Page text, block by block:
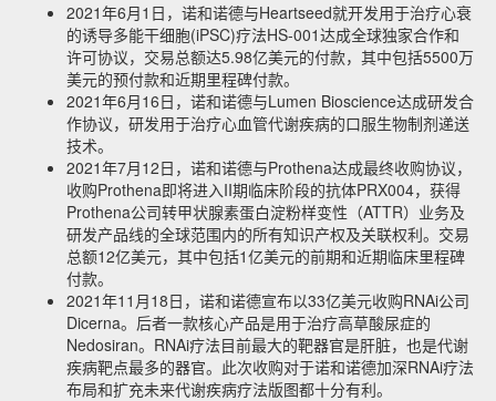
2021年6月1日，诺和诺德与Heartseed就开发用于治疗心衰
的诱导多能干细胞(iPSC)疗法HS-001达成全球独家合作和
许可协议，交易总额达5.98亿美元的付款，其中包括5500万
美元的预付款和近期里程碑付款。
2021年6月16日，诺和诺德与Lumen Bioscience达成研发合
作协议，研发用于治疗心血管代谢疾病的口服生物制剂递送
技术。
2021年7月12日，诺和诺德与Prothena达成最终收购协议，
收购Prothena即将进入II期临床阶段的抗体PRX004，获得
Prothena公司转甲状腺素蛋白淀粉样变性（ATTR）业务及
研发产品线的全球范围内的所有知识产权及关联权利。交易
总额12亿美元，其中包括1亿美元的前期和近期临床里程碑
付款。
2021年11月18日，诺和诺德宣布以33亿美元收购RNAi公司
Dicerna。后者一款核心产品是用于治疗高草酸尿症的
Nedosiran。RNAi疗法目前最大的靶器官是肝脏，也是代谢
疾病靶点最多的器官。此次收购对于诺和诺德加深RNAi疗法
布局和扩充未来代谢疾病疗法版图都十分有利。